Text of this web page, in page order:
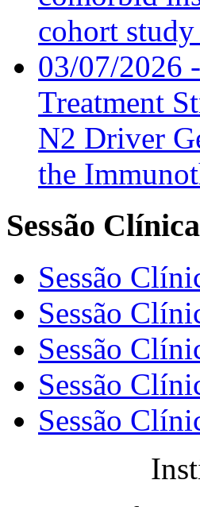
cohort
03/07/2026
Treatment
N2 Driver
the
Sessão Clínica
Sessão
Sessão
Sessão
Sessão
Sessão